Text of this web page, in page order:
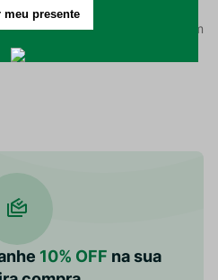
(uma) colcha de 160cm x 250cm
70cm x 50cm.
10% OFF na sua